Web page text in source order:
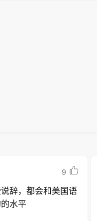
9
辞，都会和美国语
水平